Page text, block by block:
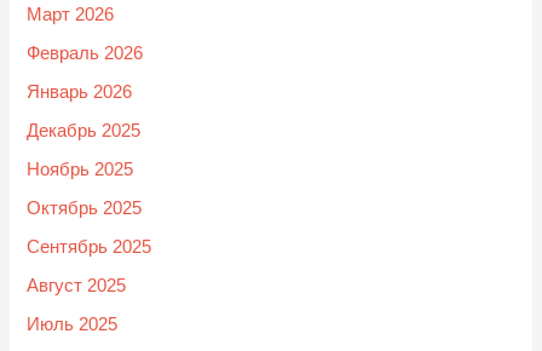
Март 2026
Февраль 2026
Январь 2026
Декабрь 2025
Ноябрь 2025
Октябрь 2025
Сентябрь 2025
Август 2025
Июль 2025